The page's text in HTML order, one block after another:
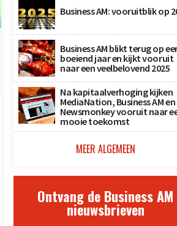
Business AM: vooruitblik op
Business AM blikt terug op
boeiend jaar en kijkt vooruit
naar een veelbelovend 2025
Na kapitaalverhoging kijken
MediaNation, Business AM en
Newsmonkey vooruit naar
mooie toekomst
MEER ALGEMEEN
Ontvang de Business AM
nieuwsbrieven